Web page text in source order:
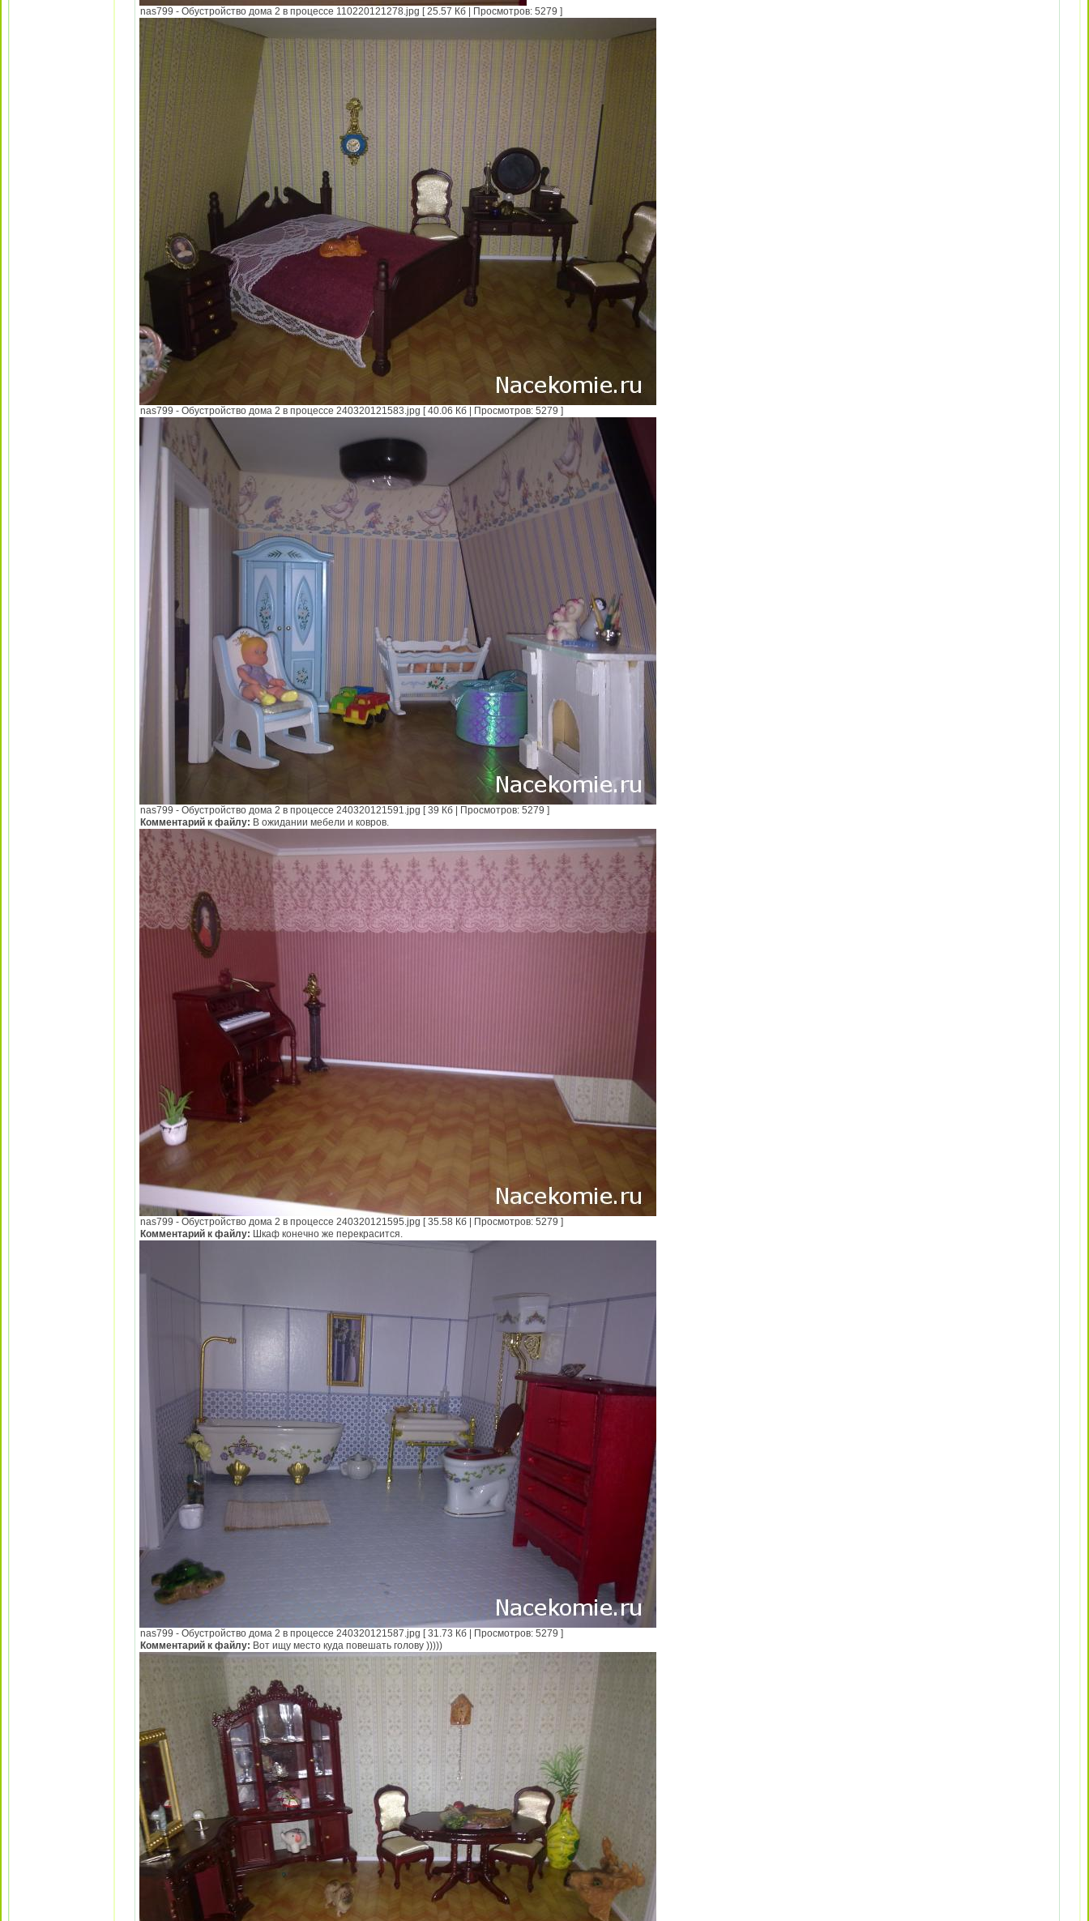
nas799 - Обустройство дома 2 в процессе 110220121278.jpg [ 25.57 Кб | Просмотров: 5279 ]
nas799 - Обустройство дома 2 в процессе 240320121583.jpg [ 40.06 Кб | Просмотров: 5279 ]
nas799 - Обустройство дома 2 в процессе 240320121591.jpg [ 39 Кб | Просмотров: 5279 ]
Комментарий к файлу: В ожидании мебели и ковров.
nas799 - Обустройство дома 2 в процессе 240320121595.jpg [ 35.58 Кб | Просмотров: 5279 ]
Комментарий к файлу: Шкаф конечно же перекрасится.
nas799 - Обустройство дома 2 в процессе 240320121587.jpg [ 31.73 Кб | Просмотров: 5279 ]
Комментарий к файлу: Вот ищу место куда повешать голову )))))